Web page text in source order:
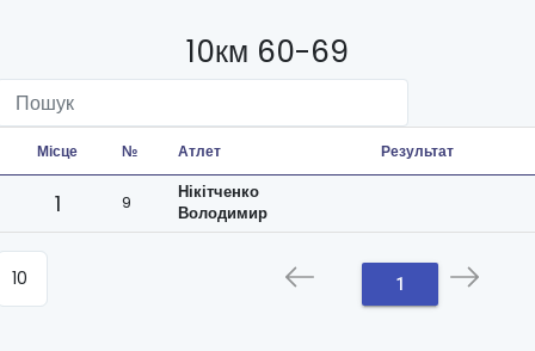
10км 60-69
Місце № Атлет Результат
1 9
Нікітченко
Володимир
1